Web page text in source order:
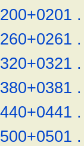
.
.
.
.
.
.